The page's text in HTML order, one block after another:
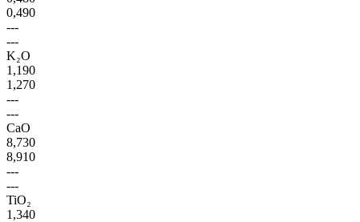
0,490
---
---
K₂O
1,190
1,270
---
---
CaO
8,730
8,910
---
---
TiO₂
1,340